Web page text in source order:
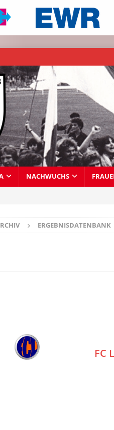
NACHWUCHS
ERGEBNISDATENBANK
FC